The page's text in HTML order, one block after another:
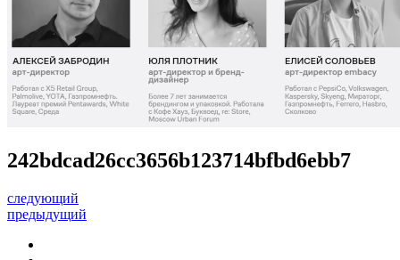
242bdcad26cc3656b123714bfbd6ebb7
следующий
предыдущий